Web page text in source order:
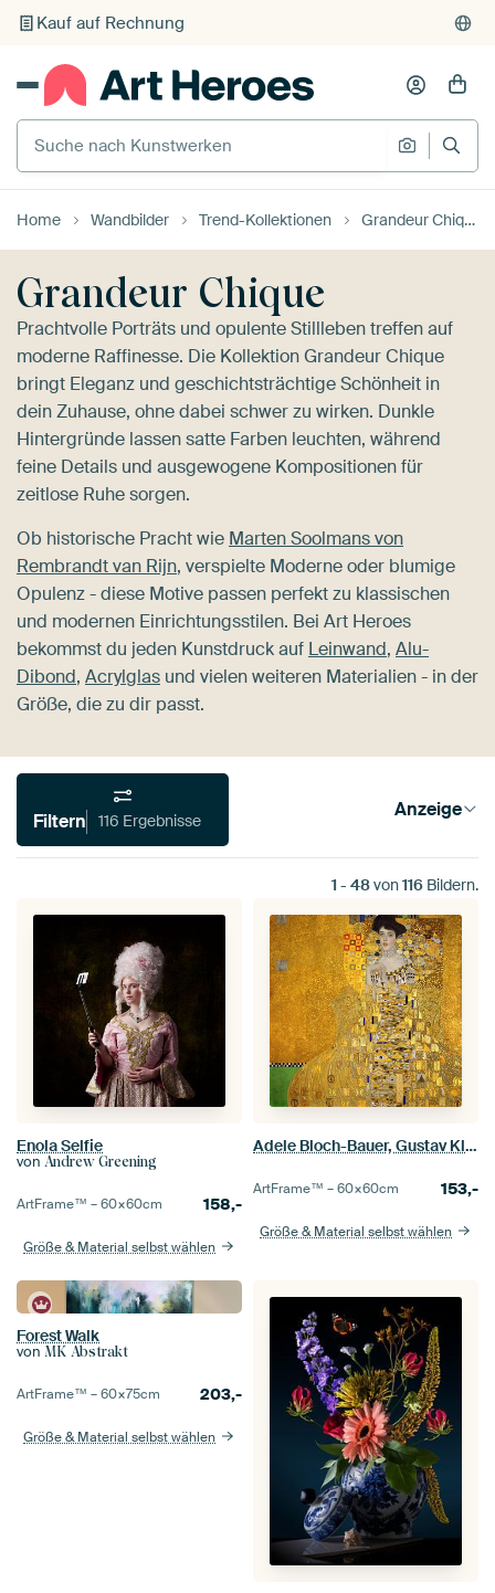
Individueller Druck auf Bestellung
Suche nach Kunstwerken
Suche
Home Wandbilder Trend-Kollektionen Grandeur Chique
Grandeur Chique
Prachtvolle Porträts und opulente Stillleben treffen auf
moderne Raffinesse. Die Kollektion Grandeur Chique
bringt Eleganz und geschichtsträchtige Schönheit in
dein Zuhause, ohne dabei schwer zu wirken. Dunkle
Hintergründe lassen satte Farben leuchten, während
feine Details und ausgewogene Kompositionen für
zeitlose Ruhe sorgen.
Ob historische Pracht wie Marten Soolmans von
Rembrandt van Rijn, verspielte Moderne oder blumige
Opulenz - diese Motive passen perfekt zu klassischen
und modernen Einrichtungsstilen. Bei Art Heroes
bekommst du jeden Kunstdruck auf Leinwand, Alu-
Dibond, Acrylglas und vielen weiteren Materialien - in der
Größe, die zu dir passt.
Filtern 116 Ergebnisse Anzeige
1 - 48von116 Bildern.
Enola Selfie
von Andrew Greening
ArtFrame™ –60×60cm 158,-
Größe & Material selbst wählen
Adele Bloch-Bauer, Gustav Klimt
ArtFrame™ –60×60cm 153,-
Größe & Material selbst wählen
Forest Walk
von MK Abstrakt
ArtFrame™ –60×75cm 203,-
Größe & Material selbst wählen